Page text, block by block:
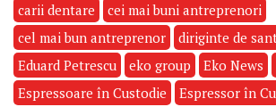
carii dentare
cei mai buni antreprenori
cel mai bun antreprenor
diriginte de
Eduard Petrescu
eko group Eko News
Espressoare în Custodie
Espressor în